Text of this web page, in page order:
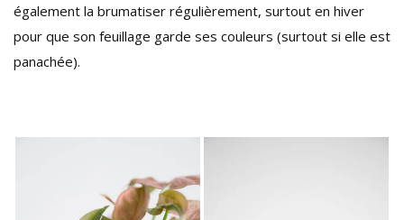
également la brumatiser régulièrement, surtout en hiver
pour que son feuillage garde ses couleurs (surtout si elle est
panachée).